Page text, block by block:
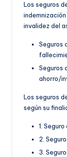
Los seguros
invalidez del
Seguros
Seguros
ahorro/
Los seguros
según su
1.
2.
3.